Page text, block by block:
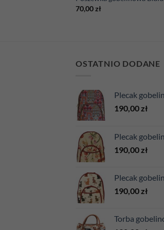
70,00zł
OSTATNIO DODANE
Plecak
190,00 zł
Plecak
190,00 zł
Plecak
190,00 zł
Torba